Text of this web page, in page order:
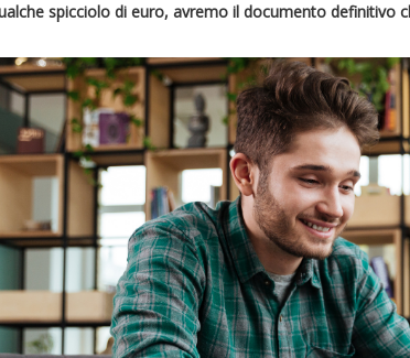
spicciolo di euro, avremo il documento definitivo